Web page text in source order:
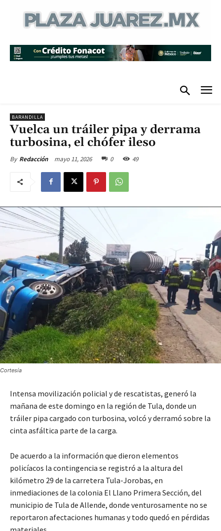
BARANDILLA
Vuelca un tráiler pipa y derrama
turbosina, el chófer ileso
By Redacción mayo 11, 2026 0 49
Cortesía
Intensa movilización policial y de rescatistas, generó la
mañana de este domingo en la región de Tula, donde un
tráiler pipa cargado con turbosina, volcó y derramó sobre la
cinta asfáltica parte de la carga.
De acuerdo a la información que dieron elementos
policíacos la contingencia se registró a la altura del
kilómetro 29 de la carretera Tula-Jorobas, en
inmediaciones de la colonia El Llano Primera Sección, del
municipio de Tula de Allende, donde venturosamente no se
reportaron afectaciones humanas y todo quedó en pérdidas